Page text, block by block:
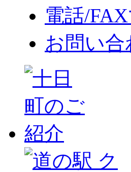
電話/
お問い合